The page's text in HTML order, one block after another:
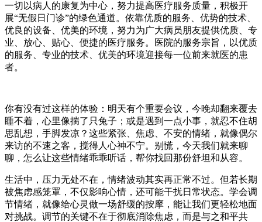
一切以病人的康复为中心，努力提高医疗服务质量，积极开
展“无假日门诊”的绿色通道。依靠优质的服务、优势的技术、
优良的设备、优美的环境，努力为广大病员朋友提供优质、专
业、放心、贴心、便捷的医疗服务。医院的服务宗旨，以优质
的服务、专业的技术、优美的环境迎接每一位前来就医的患
者。
你有没有过这样的体验：明天有个重要会议，今晚却翻来覆去
睡不着，心里像揣了只兔子；或是遇到一点小事，就忍不住胡
思乱想，手脚发凉？这些紧张、焦虑、不安的情绪，就像偶尔
来访的不速之客，搅得人心神不宁。别慌，今天我们就来聊
聊，怎么让这些情绪乖乖听话，帮你找回那份舒坦和从容。
生活中，压力无处不在，情绪波动其实再正常不过。但若长期
被焦虑感笼罩，不仅影响心情，还可能干扰日常状态。学会调
节情绪，就像给心灵做一场舒缓的按摩，能让我们更轻松地面
对挑战。调节的关键不在于彻底消除焦虑，而是与之和平共